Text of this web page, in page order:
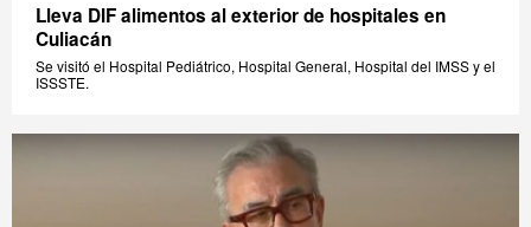
Lleva DIF alimentos al exterior de hospitales en
Culiacán
Se visitó el Hospital Pediátrico, Hospital General, Hospital del IMSS y el
ISSSTE.